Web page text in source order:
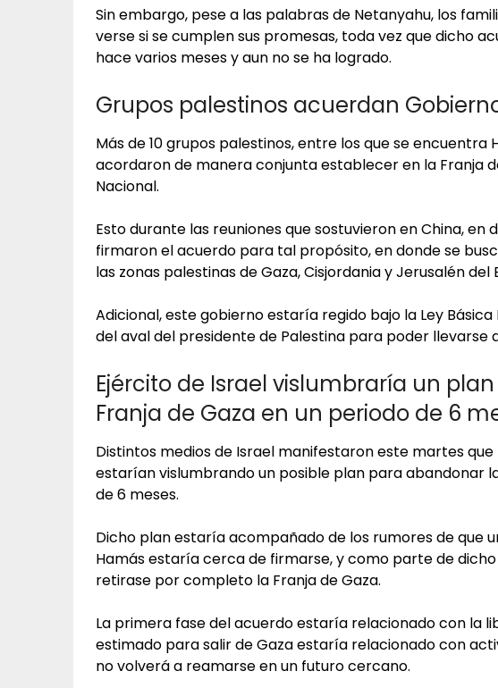
Sin embargo, pese a las palabras de Netanyahu, los
verse si se cumplen sus promesas, toda vez que dicho
hace varios meses y aun no se ha logrado.
Grupos palestinos acuerdan
Más de 10 grupos palestinos, entre los que se encuentra
acordaron de manera conjunta establecer en la Franja
Nacional.
Esto durante las reuniones que sostuvieron en China, en
firmaron el acuerdo para tal propósito, en donde se
las zonas palestinas de Gaza, Cisjordania y Jerusalén del
Adicional, este gobierno estaría regido bajo la Ley
del aval del presidente de Palestina para poder llevarse
Ejército de Israel vislumbraría un
Franja de Gaza en un periodo de 6
Distintos medios de Israel manifestaron este martes
estarían vislumbrando un posible plan para abandonar
de 6 meses.
Dicho plan estaría acompañado de los rumores de que
Hamás estaría cerca de firmarse, y como parte de
retirase por completo la Franja de Gaza.
La primera fase del acuerdo estaría relacionado con la
estimado para salir de Gaza estaría relacionado con
no volverá a reamarse en un futuro cercano.